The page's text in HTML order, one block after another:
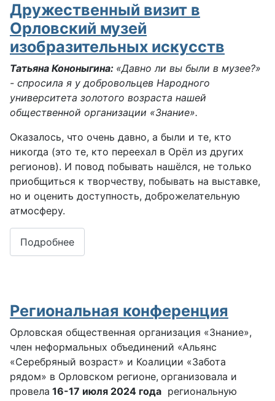
Дружественный визит в
Орловский музей
изобразительных искусств
Татьяна Кононыгина: «Давно ли вы были в музее?»
- спросила я у добровольцев Народного
университета золотого возраста нашей
общественной организации «Знание».
Оказалось, что очень давно, а были и те, кто
никогда (это те, кто переехал в Орёл из других
регионов). И повод побывать нашёлся, не только
приобщиться к творчеству, побывать на выставке,
но и оценить доступность, доброжелательную
атмосферу.
Подробнее
Региональная конференция
Орловская общественная организация «Знание»,
член неформальных объединений «Альянс
«Серебряный возраст» и Коалиции «Забота
рядом» в Орловском регионе, организовала и
провела 16-17 июля 2024 года региональную